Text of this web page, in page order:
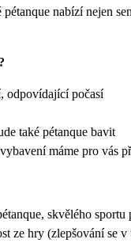
pétanque nabízí nejen
odpovídající počasí
také pétanque bavit
máme pro vás
skvělého sportu
ze hry (zlepšování se